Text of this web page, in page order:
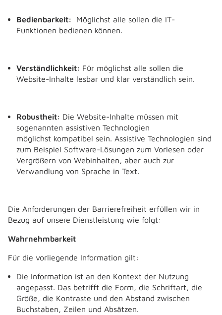
Bedienbarkeit:
Möglichst alle sollen die IT-
Funktionen bedienen können.
Verständlichkeit: Für möglichst alle sollen die
Website-Inhalte lesbar und klar verständlich sein.
Robustheit: Die Website-Inhalte müssen mit
sogenannten assistiven Technologien
möglichst kompatibel sein. Assistive Technologien sind
zum Beispiel Software-Lösungen zum Vorlesen oder
Vergrößern von Webinhalten, aber auch zur
Verwandlung von Sprache in Text.
Die Anforderungen der Barrierefreiheit erfüllen wir in
Bezug auf unsere Dienstleistung wie folgt:
Wahrnehmbarkeit
Für die vorliegende Information gilt:
Die Information ist an den Kontext der Nutzung
angepasst. Das betrifft die Form, die Schriftart, die
Größe, die Kontraste und den Abstand zwischen
Buchstaben, Zeilen und Absätzen.